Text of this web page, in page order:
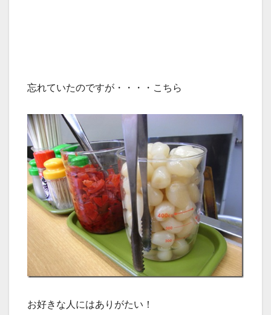
忘れていたのですが・・・・こちら
お好きな人にはありがたい！